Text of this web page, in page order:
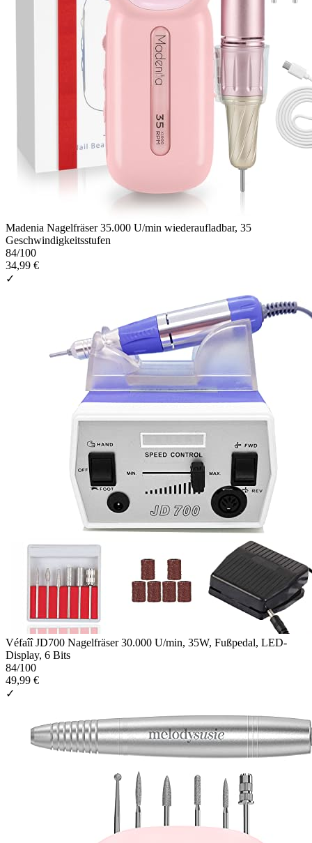
Madenia Nagelfräser 35.000 U/min wiederaufladbar, 35
Geschwindigkeitsstufen
84/100
34,99 €
✓
Véfaîî JD700 Nagelfräser 30.000 U/min, 35W, Fußpedal, LED-
Display, 6 Bits
84/100
49,99 €
✓